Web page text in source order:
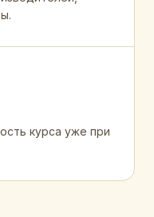
курса уже при